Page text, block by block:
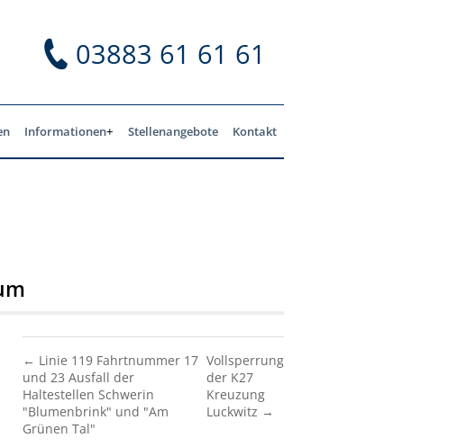
03883 61 61 61
Informationen Stellenangebote Kontakt
← Linie 119 Fahrtnummer 17
und 23 Ausfall der
Haltestellen Schwerin
"Blumenbrink" und "Am
Grünen Tal"
Vollsperrung
der K27
Kreuzung
Luckwitz →